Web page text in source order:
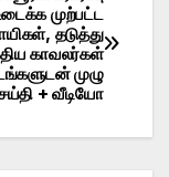
முற்பட்ட
தடுத்து
காவலர்கள்
முழு
+ வீடியோ